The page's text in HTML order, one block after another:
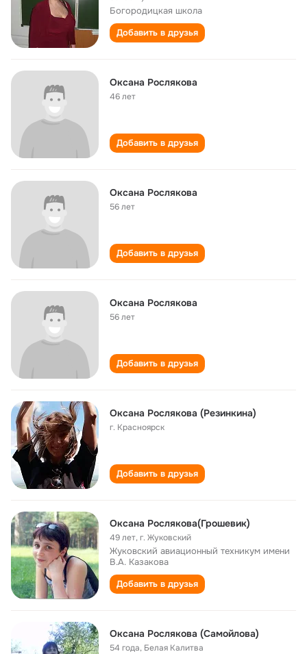
Богородицкая школа
Добавить в друзья
Оксана Рослякова
46 лет
Добавить в друзья
Оксана Рослякова
56 лет
Добавить в друзья
Оксана Рослякова
56 лет
Добавить в друзья
Оксана Рослякова (Резинкина)
г. Красноярск
Добавить в друзья
Оксана Рослякова(Грошевик)
49 лет,г. Жуковский
Жуковский авиационный техникум имени
В.А. Казакова
Добавить в друзья
Оксана Рослякова (Самойлова)
54 года, Белая Калитва